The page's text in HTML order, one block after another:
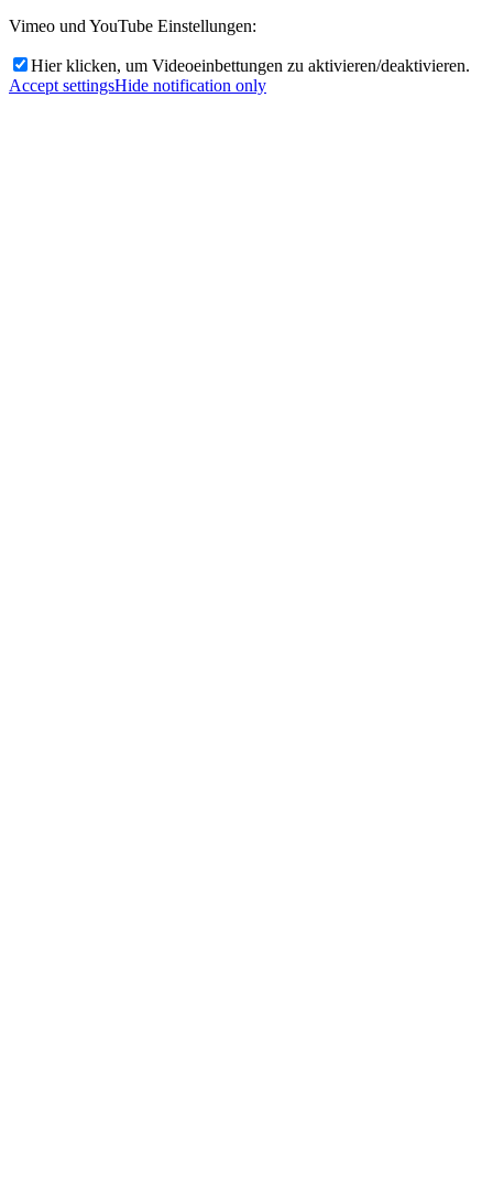
Vimeo und YouTube Einstellungen:
Hier klicken, um Videoeinbettungen zu aktivieren/deaktivieren.
Accept settingsHide notification only